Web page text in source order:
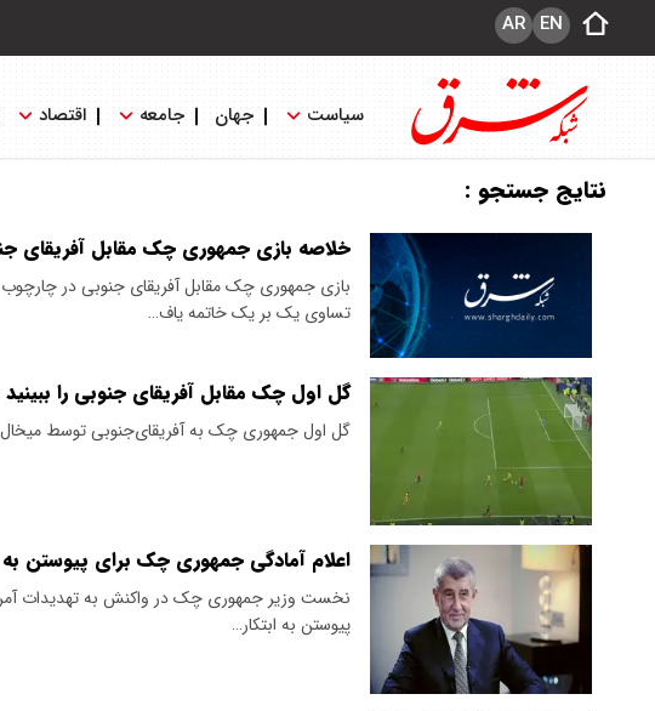
EN
AR
سیاست جهان جامعه اقتصاد
نتایج جستجو :
خلاصه بازی جمهوری چک مقابل آفریقای
تساوی یک بر یک خاتمه یاف…
گل اول چک مقابل آفریقای جنوبی را
گل اول جمهوری چک به آفریقای‌جنوبی توسط‫ میخال سادیلک در دقیقه ۶ به ثمر رسید.
اعلام آمادگی جمهوری چک برای پیوستن به
نخست وزیر جمهوری چک در واکنش به تهدیدات
پیوستن به ابتکار…